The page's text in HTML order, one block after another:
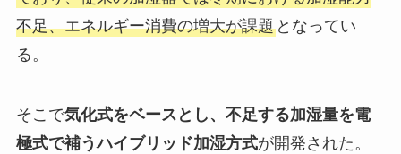
不足、エネルギー消費の増大が課題となってい
る。
そこで気化式をベースとし、不足する加湿量を電
極式で補うハイブリッド加湿方式が開発された。